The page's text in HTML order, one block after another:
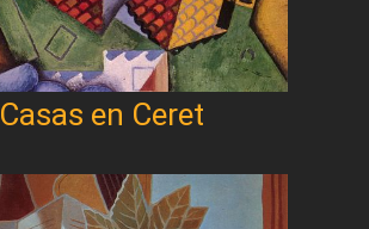
Casas en Ceret